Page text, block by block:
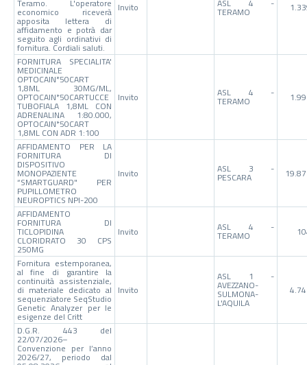
Teramo. L'operatore
economico riceverà
apposita lettera di
affidamento e potrà dar
seguito agli ordinativi di
fornitura. Cordiali saluti.
Invito ASL 4 -
TERAMO
FORNITURA SPECIALITA'
MEDICINALE
OPTOCAIN*50CART
1,8ML 30MG/ML,
OPTOCAIN*50CARTUCCE
TUBOFIALA 1,8ML CON
ADRENALINA 1:80.000,
OPTOCAIN*50CART
1,8ML CON ADR 1:100
Invito ASL 4 -
TERAMO
AFFIDAMENTO PER LA
FORNITURA DI
DISPOSITIVO
MONOPAZIENTE
“SMARTGUARD" PER
PUPILLOMETRO
NEUROPTICS NPI-200
Invito ASL 3 -
PESCARA
AFFIDAMENTO
FORNITURA DI
TICLOPIDINA
CLORIDRATO 30 CPS
250MG
Invito ASL 4 -
TERAMO
Fornitura estemporanea,
al fine di garantire la
continuità assistenziale,
di materiale dedicato al
sequenziatore SeqStudio
Genetic Analyzer per le
esigenze del Critt
Invito
ASL 1 -
AVEZZANO-
SULMONA-
L'AQUILA
D.G.R. 443 del
22/07/2026–
Convenzione per l’anno
2026/27, periodo dal